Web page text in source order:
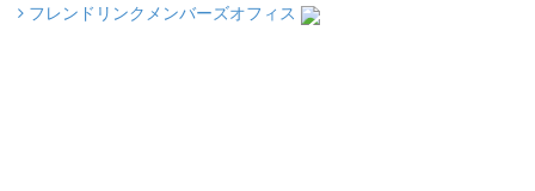
フレンドリンクメンバーズオフィス